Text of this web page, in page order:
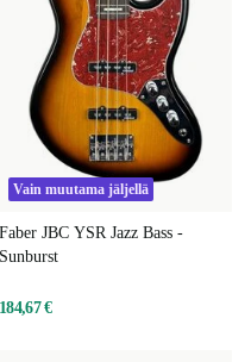
Vain muutama jäljellä
Faber JBC YSR Jazz Bass -
Sunburst
184,67 €